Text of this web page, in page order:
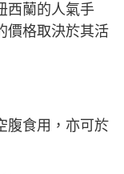
西蘭的人氣手
價格取決於其活
腹食用，亦可於